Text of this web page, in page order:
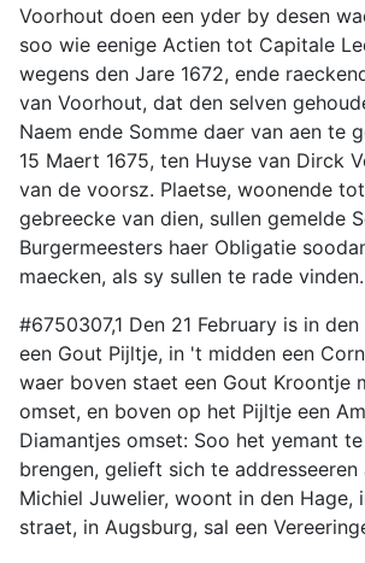
Voorhout doen een yder by desen
soo wie eenige Actien tot Capitale
wegens den Jare 1672, ende
van Voorhout, dat den selven
Naem ende Somme daer van aen te
15 Maert 1675, ten Huyse van Dirck
van de voorsz. Plaetse, woonende
gebreecke van dien, sullen gemelde
Burgermeesters haer Obligatie
maecken, als sy sullen te rade vinden.
#6750307,1 Den 21 February is in
een Gout Pijltje, in 't midden een
waer boven staet een Gout Kroontje
omset, en boven op het Pijltje een
Diamantjes omset: Soo het yemant
brengen, gelieft sich te addresseeren
Michiel Juwelier, woont in den Hage,
straet, in Augsburg, sal een